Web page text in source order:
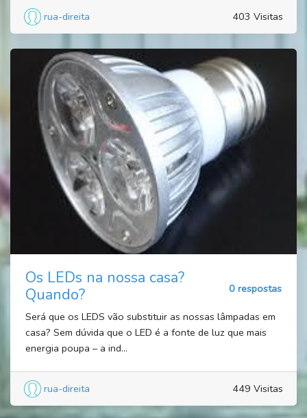
rua-direita 403 Visitas
Os LEDs na nossa casa?
Quando?
0 respostas
Será que os LEDS vão substituir as nossas lâmpadas em
casa? Sem dúvida que o LED é a fonte de luz que mais
energia poupa – a ind...
rua-direita 449 Visitas